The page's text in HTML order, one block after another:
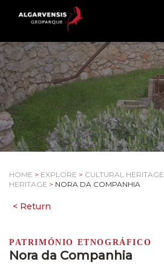
HOME > EXPLORE > CULTURAL HERITAGE
HERITAGE > NORA DA COMPANHIA
PATRIMÓNIO ETNOGRÁFICO
Nora da Companhia